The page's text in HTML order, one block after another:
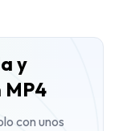
y
con unos